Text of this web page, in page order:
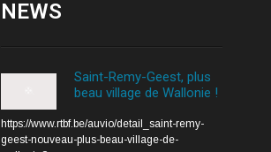
NEWS
Saint-Remy-Geest, plus
beau village de Wallonie !
https://www.rtbf.be/auvio/detail_saint-remy-
geest-nouveau-plus-beau-village-de-